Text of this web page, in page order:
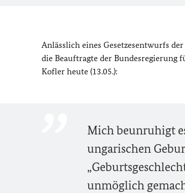
Anlässlich eines Gesetzesentwurfs
die Beauftragte der
Kofler heute (13.05.):
Mich beunruhigt
ungarischen
unmöglich